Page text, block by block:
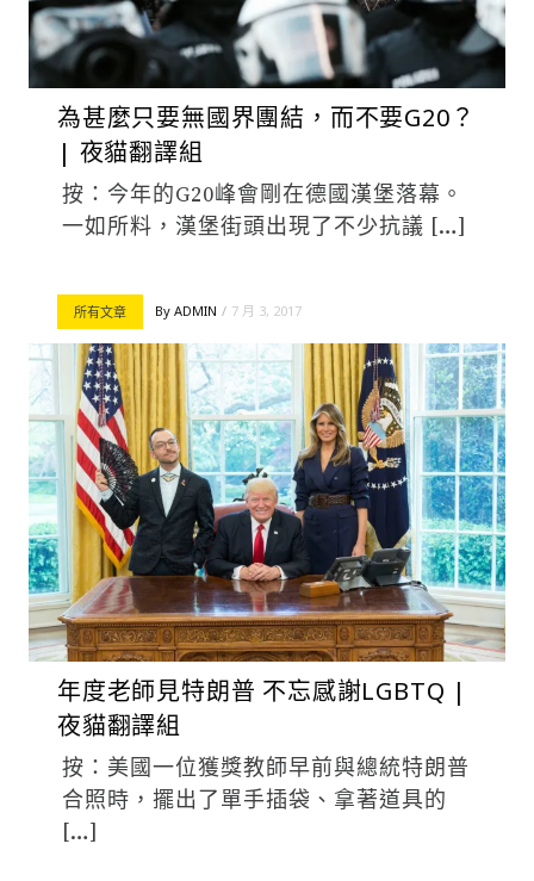
為甚麼只要無國界團結，而不要G20？
| 夜貓翻譯組
按：今年的G20峰會剛在德國漢堡落幕。
一如所料，漢堡街頭出現了不少抗議 […]
所有文章 By ADMIN 7 月 3, 2017
年度老師見特朗普 不忘感謝LGBTQ |
夜貓翻譯組
按：美國一位獲獎教師早前與總統特朗普
合照時，擺出了單手插袋、拿著道具的
[…]